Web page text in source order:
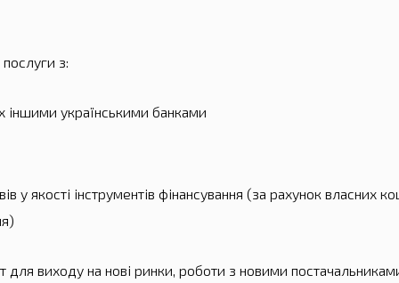
з:
іншими українськими банками
у якості інструментів фінансування (за рахунок власних
для виходу на нові ринки, роботи з новими